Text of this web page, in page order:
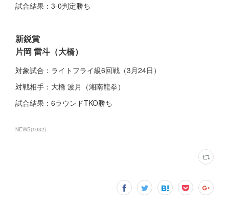
試合結果：3-0判定勝ち
新鋭賞
片岡 雷斗（大橋）
対象試合：ライトフライ級6回戦（3月24日）
対戦相手：大橋 波月（湘南龍拳）
試合結果：6ラウンドTKO勝ち
NEWS(1032)